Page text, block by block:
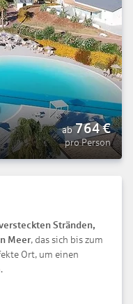
ab 764€
pro Person
Stränden,
Meer, das sich bis zum
Ort, um einen